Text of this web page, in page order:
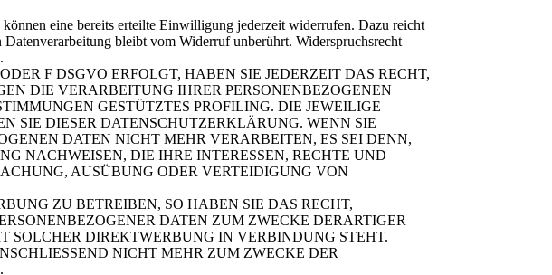
eine bereits erteilte Einwilligung jederzeit widerrufen. Dazu reicht
bleibt vom Widerruf unberührt. Widerspruchsrecht
F DSGVO ERFOLGT, HABEN SIE JEDERZEIT DAS RECHT,
DIE VERARBEITUNG IHRER PERSONENBEZOGENEN
GESTÜTZTES PROFILING. DIE JEWEILIGE
SIE DIESER DATENSCHUTZERKLÄRUNG. WENN SIE
DATEN NICHT MEHR VERARBEITEN, ES SEI DENN,
NACHWEISEN, DIE IHRE INTERESSEN, RECHTE UND
AUSÜBUNG ODER VERTEIDIGUNG VON
ZU BETREIBEN, SO HABEN SIE DAS RECHT,
DATEN ZUM ZWECKE DERARTIGER
SOLCHER DIREKTWERBUNG IN VERBINDUNG STEHT.
NICHT MEHR ZUM ZWECKE DER